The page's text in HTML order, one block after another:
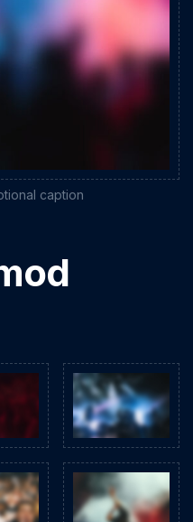
caption